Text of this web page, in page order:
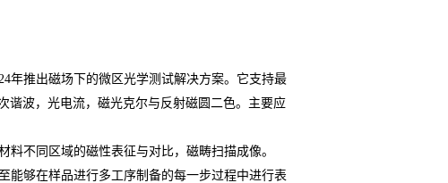
推出磁场下的微区光学测试解决方案。它支持最
谐波，光电流，磁光克尔与反射磁圆二色。主要应
不同区域的磁性表征与对比，磁畴扫描成像。
够在样品进行多工序制备的每一步过程中进行表